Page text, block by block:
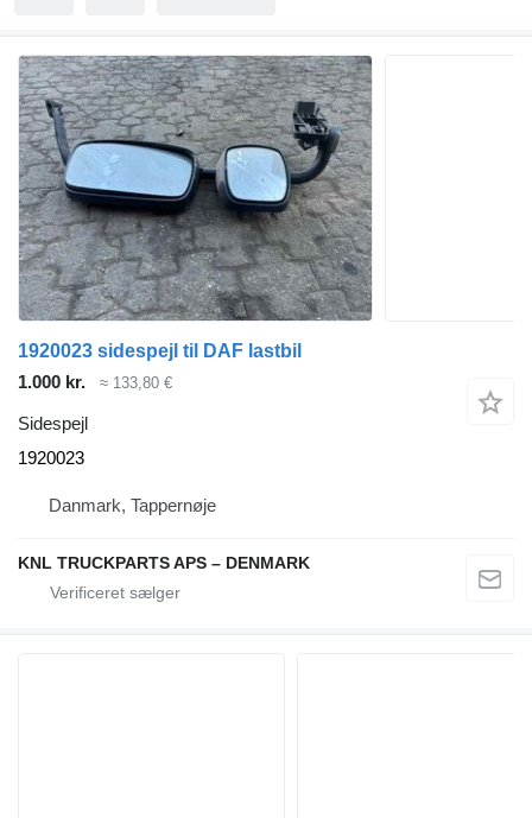
1920023 sidespejl til DAF lastbil
1.000 kr.
≈ 133,80 €
Sidespejl
1920023
Danmark, Tappernøje
KNL TRUCKPARTS APS – DENMARK